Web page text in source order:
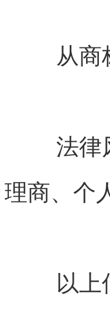
从商
法律
理商、个
以上